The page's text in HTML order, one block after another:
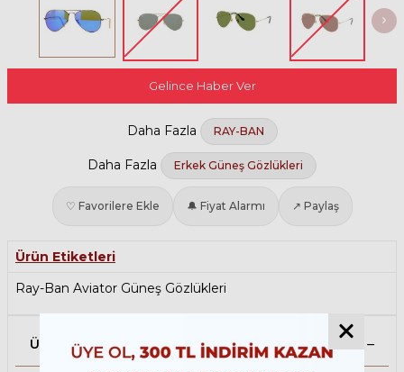
Gelince Haber Ver
Daha Fazla RAY-BAN
Daha Fazla Erkek Güneş Gözlükleri
♡ Favorilere Ekle 🔔 Fiyat Alarmı ↗ Paylaş
Ürün Etiketleri
Ray-Ban Aviator Güneş Gözlükleri
Ürün Açıklaması